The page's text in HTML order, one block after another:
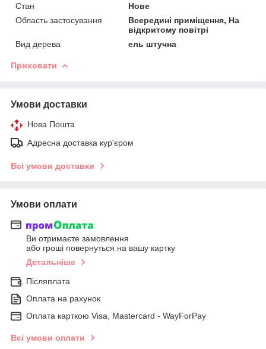
Стан
Нове
Область застосування
Всередині приміщення, На
відкритому повітрі
Вид дерева
ель штучна
Приховати
Умови доставки
Нова Пошта
Адресна доставка кур'єром
Всі умови доставки
Умови оплати
Ви отримаєте замовлення
або гроші повернуться на вашу картку
Детальніше
Післяплата
Оплата на рахунок
Оплата карткою Visa, Mastercard - WayForPay
Всі умови оплати